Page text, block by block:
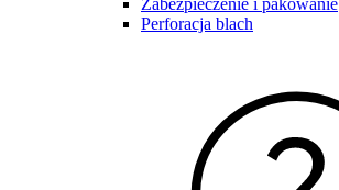
Zabezpieczenie i pakowanie
Perforacja blach